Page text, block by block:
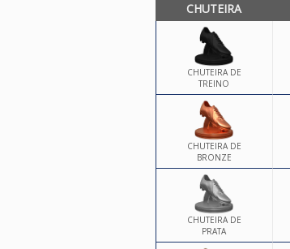
CHUTEIRA
CHUTEIRA DE
TREINO
CHUTEIRA DE
BRONZE
CHUTEIRA DE
PRATA